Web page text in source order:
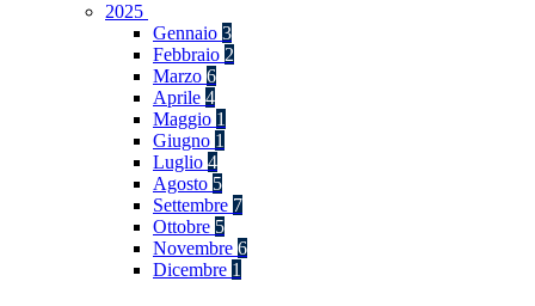
2025
Gennaio 3
Febbraio 2
Marzo 6
Aprile 4
Maggio 1
Giugno 1
Luglio 4
Agosto 5
Settembre 7
Ottobre 5
Novembre 6
Dicembre 1